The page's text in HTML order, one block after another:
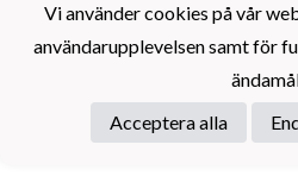
Vi använder cookies på vår
användarupplevelsen samt för
Acceptera alla